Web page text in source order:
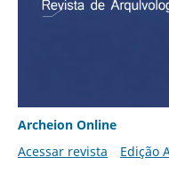
Archeion Online
Acessar revista
Edição